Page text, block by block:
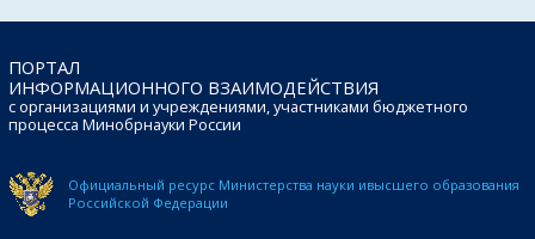
ПОРТАЛ
ИНФОРМАЦИОННОГО ВЗАИМОДЕЙСТВИЯ
с организациями и учреждениями, участниками бюджетного
процесса Минобрнауки России
Официальный ресурс Министерства науки ивысшего образования
Российской Федерации